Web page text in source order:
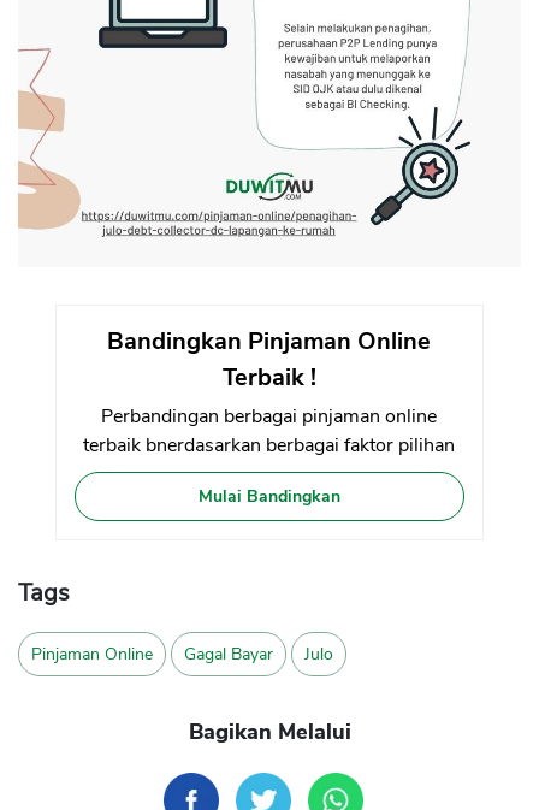
Bandingkan Pinjaman Online
Terbaik !
Perbandingan berbagai pinjaman online
terbaik bnerdasarkan berbagai faktor pilihan
Mulai Bandingkan
Tags
Pinjaman Online Gagal Bayar Julo
Bagikan Melalui